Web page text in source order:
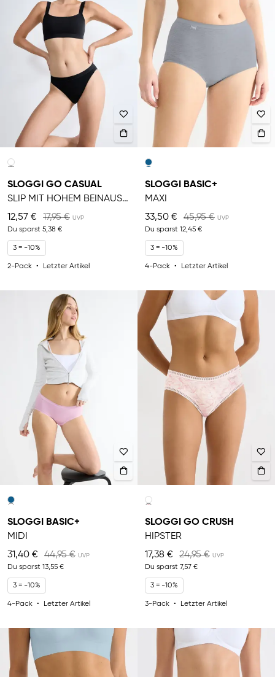
SLOGGI GO CASUAL
SLIP MIT HOHEM BEINAUSSCHNITT
12,57 €
17,95 €
Du sparst 5,38 €
3 = -10%
2-Pack Letzter Artikel
SLOGGI BASIC+
MAXI
33,50 €
45,95 €
Du sparst 12,45 €
3 = -10%
4-Pack Letzter Artikel
SLOGGI BASIC+
MIDI
31,40 €
44,95 €
Du sparst 13,55 €
3 = -10%
4-Pack Letzter Artikel
SLOGGI GO CRUSH
HIPSTER
17,38 €
24,95 €
Du sparst 7,57 €
3 = -10%
3-Pack Letzter Artikel